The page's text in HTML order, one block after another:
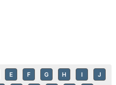
E F G H I J